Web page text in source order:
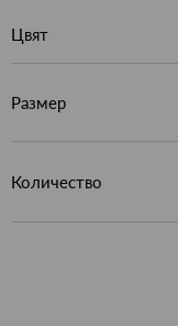
Цвят
Размер
Количество